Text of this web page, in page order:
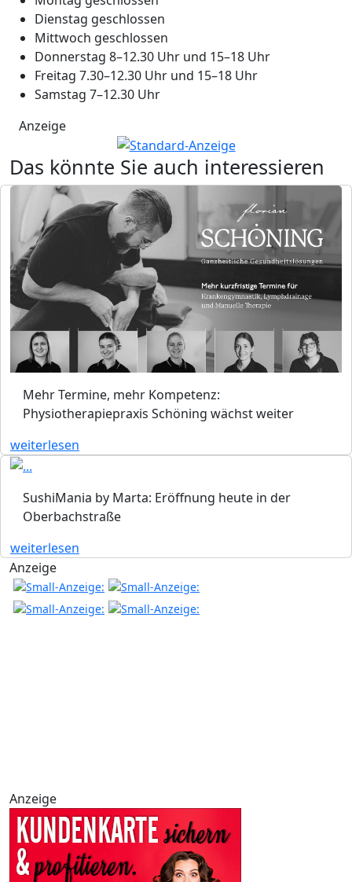
Dienstag geschlossen
Mittwoch geschlossen
Donnerstag 8–12.30 Uhr und 15–18 Uhr
Freitag 7.30–12.30 Uhr und 15–18 Uhr
Samstag 7–12.30 Uhr
Anzeige
Das könnte Sie auch interessieren
Mehr Termine, mehr Kompetenz:
Physiotherapiepraxis Schöning wächst weiter
weiterlesen
SushiMania by Marta: Eröffnung heute in der
Oberbachstraße
weiterlesen
Anzeige
Anzeige